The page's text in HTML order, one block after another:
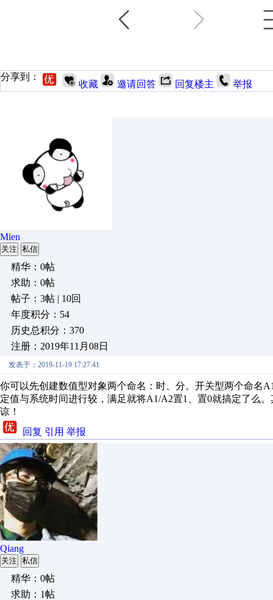
分享到：
收藏 邀请回答 回复楼主 举报
Mien
关注 私信
精华：0帖
求助：0帖
帖子：3帖 | 10回
年度积分：54
历史总积分：370
注册：2019年11月08日
发表于：2019-11-19 17:27:41
你可以先创建数值型对象两个命名：时、分。开关型两个命名
定值与系统时间进行较，满足就将A1/A2置1、置0就搞定了么
谅！
回复 引用 举报
Qiang
关注 私信
精华：0帖
求助：1帖